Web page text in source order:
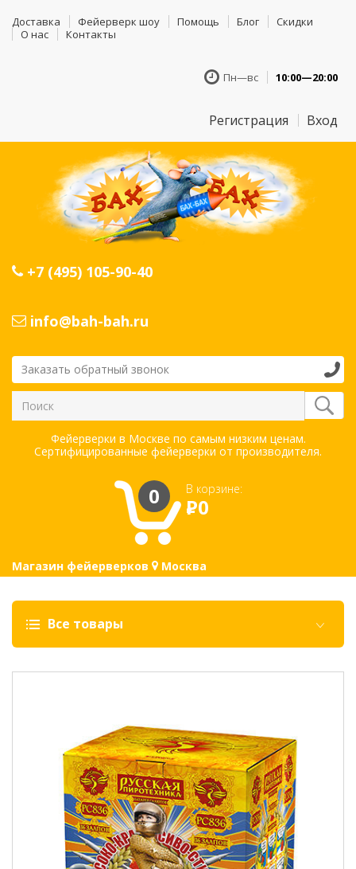
Доставка Фейерверк шоу Помощь Блог
Скидки
О нас
Контакты
Пн—вс 10:00—20:00
Регистрация Вход
+7 (495) 105-90-40
info@bah-bah.ru
Заказать обратный звонок
Фейерверки в Москве по самым низким ценам.
Сертифицированные фейерверки от производителя.
0 В корзине:
Р0
Магазин фейерверков Москва
Все товары